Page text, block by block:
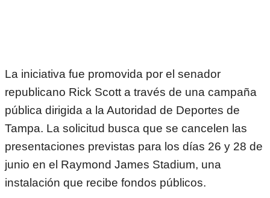
La iniciativa fue promovida por el senador
republicano Rick Scott a través de una campaña
pública dirigida a la Autoridad de Deportes de
Tampa. La solicitud busca que se cancelen las
presentaciones previstas para los días 26 y 28 de
junio en el Raymond James Stadium, una
instalación que recibe fondos públicos.